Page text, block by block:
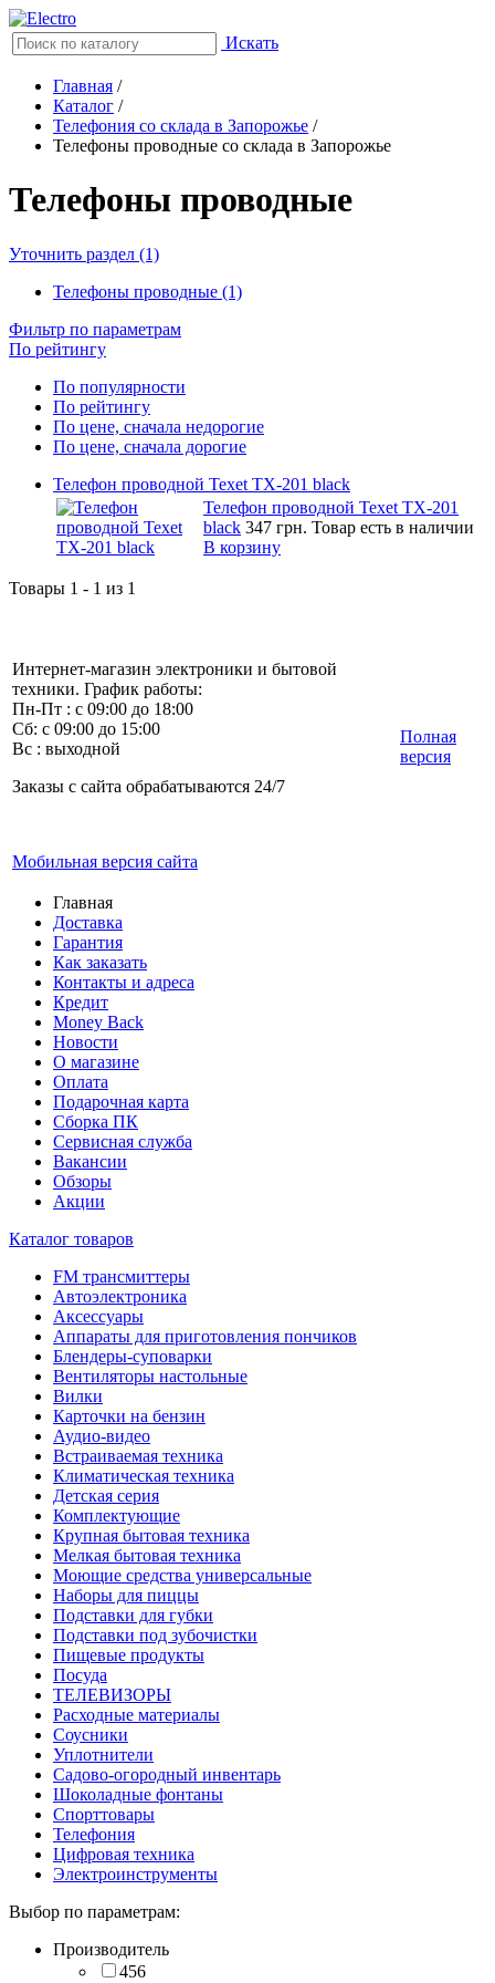
Искать
Главная /
Каталог /
Телефония со склада в Запорожье /
Телефоны проводные со склада в Запорожье
Телефоны проводные
Уточнить раздел (1)
Телефоны проводные (1)
Фильтр по параметрам
По рейтингу
По популярности
По рейтингу
По цене, сначала недорогие
По цене, сначала дорогие
Телефон проводной Texet TX-201 black
Телефон проводной Texet TX-201
black 347 грн. Товар есть в наличии
В корзину
Товары 1 - 1 из 1
Интернет-магазин электроники и бытовой
техники. График работы:
Пн-Пт : с 09:00 до 18:00
Сб: с 09:00 до 15:00
Вс : выходной
Заказы с сайта обрабатываются 24/7
Мобильная версия сайта
Полная
версия
Главная
Доставка
Гарантия
Как заказать
Контакты и адреса
Кредит
Money Back
Новости
О магазине
Оплата
Подарочная карта
Сборка ПК
Сервисная служба
Вакансии
Обзоры
Акции
Каталог товаров
FM трансмиттеры
Автоэлектроника
Аксессуары
Аппараты для приготовления пончиков
Блендеры-суповарки
Вентиляторы настольные
Вилки
Карточки на бензин
Аудио-видео
Встраиваемая техника
Климатическая техника
Детская серия
Комплектующие
Крупная бытовая техника
Мелкая бытовая техника
Моющие средства универсальные
Наборы для пиццы
Подставки для губки
Подставки под зубочистки
Пищевые продукты
Посуда
ТЕЛЕВИЗОРЫ
Расходные материалы
Соусники
Уплотнители
Садово-огородный инвентарь
Шоколадные фонтаны
Спорттовары
Телефония
Цифровая техника
Электроинструменты
Выбор по параметрам:
Производитель
456